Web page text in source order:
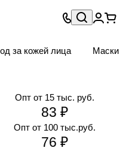
за кожей лица Маски
Опт от 15 тыс. руб.
83 ₽
Опт от 100 тыс.руб.
76 ₽